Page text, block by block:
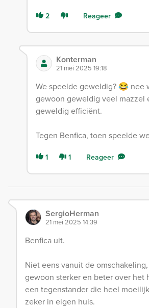
2 Reageer
Konterman
21 mei 2025 19:18
We speelde geweldig? 😂 nee
gewoon geweldig veel mazzel
geweldig efficiënt.
Tegen Benfica, toen speelde
1 1 Reageer
SergioHerman
21 mei 2025 14:39
Benfica uit.
Niet eens vanuit de
gewoon sterker en beter over het
een tegenstander die heel
zeker in eigen huis.